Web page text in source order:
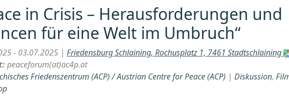
zum
„Am
Puls“-
Wissenschaftstalk:
„Vom
Stress
zur
in Crisis – Herausforderungen und
für eine Welt im Umbruch“
- 03.07.2025 | Friedensburg Schlaining, Rochusplatz 1, 7461 Stadtschlaining
peaceforum(at)ac4p.at
Friedenszentrum (ACP) / Austrian Centre for Peace (ACP) | Diskussion,